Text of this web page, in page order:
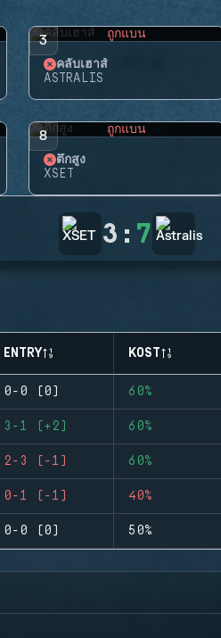
3 ถูกแบน
คลับเฮาส์
ASTRALIS
8 ถูกแบน
ตึกสูง
XSET
3 : 7
ENTRY KOST
0-0 (0) 60%
3-1 (+2) 60%
2-3 (-1) 60%
0-1 (-1) 40%
0-0 (0) 50%